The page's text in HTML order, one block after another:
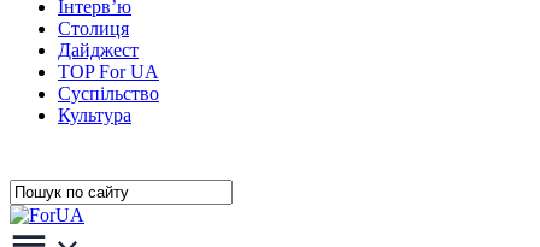
Інтерв’ю
Столиця
Дайджест
TOP For UA
Суспiльство
Культура